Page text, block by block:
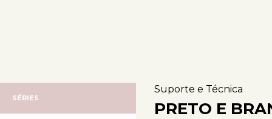
SÉRIES
Suporte e Técnica
PRETO E